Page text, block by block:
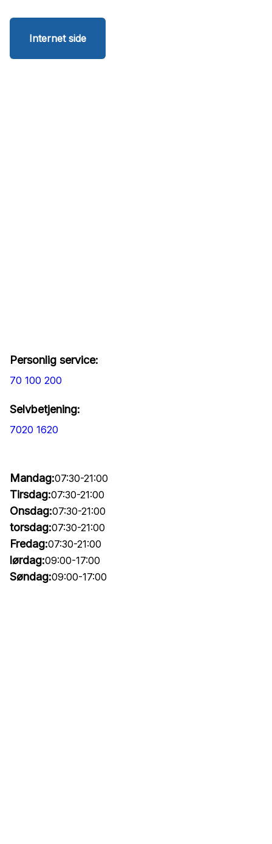
Internet side
Personlig service:
70 100 200
Selvbetjening:
7020 1620
Mandag:07:30-21:00
Tirsdag:07:30-21:00
Onsdag:07:30-21:00
torsdag:07:30-21:00
Fredag:07:30-21:00
lørdag:09:00-17:00
Søndag:09:00-17:00